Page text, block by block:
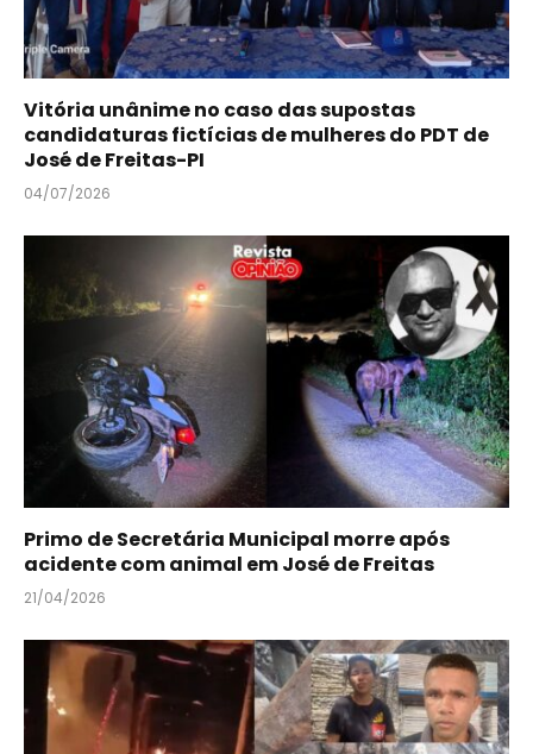
Vitória unânime no caso das supostas
candidaturas fictícias de mulheres do PDT de
José de Freitas-PI
04/07/2026
Primo de Secretária Municipal morre após
acidente com animal em José de Freitas
21/04/2026